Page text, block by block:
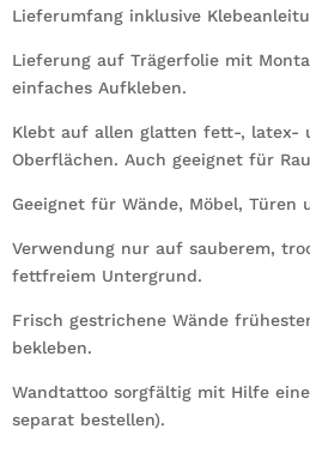
Lieferumfang inklusive
Lieferung auf Trägerfolie mit
einfaches Aufkleben.
Klebt auf allen glatten fett-, latex-
Oberflächen. Auch geeignet für
Geeignet für Wände, Möbel, Türen
Verwendung nur auf sauberem,
fettfreiem Untergrund.
Frisch gestrichene Wände
bekleben.
Wandtattoo sorgfältig mit Hilfe
separat bestellen).